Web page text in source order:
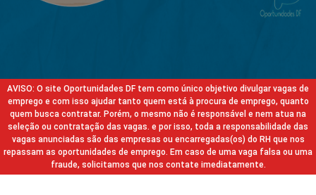
AVISO: O site Oportunidades DF tem como único objetivo divulgar vagas de
emprego e com isso ajudar tanto quem está à procura de emprego, quanto
quem busca contratar. Porém, o mesmo não é responsável e nem atua na
seleção ou contratação das vagas. e por isso, toda a responsabilidade das
vagas anunciadas são das empresas ou encarregadas(os) do RH que nos
repassam as oportunidades de emprego. Em caso de uma vaga falsa ou uma
fraude, solicitamos que nos contate imediatamente.